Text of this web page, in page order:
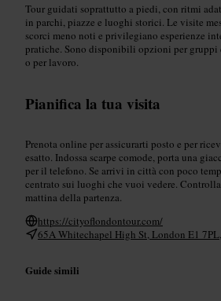
Tour guidati soprattutto a piedi, con ritmi
in parchi, piazze e luoghi storici. Le visite
scorci meno noti e privilegiano esperienze
pratiche. Sono disponibili opzioni per gruppi
o per lavoro.
Pianifica la tua visita
Prenota online per assicurarti posto e per
esatto. Indossa scarpe comode, porta una
per il telefono. Se arrivi in città con poco
centrato sui luoghi che vuoi vedere.
mattina della partenza.
https://cityoflondontour.com/
65A Whitechapel High St, London E1
Guide simili